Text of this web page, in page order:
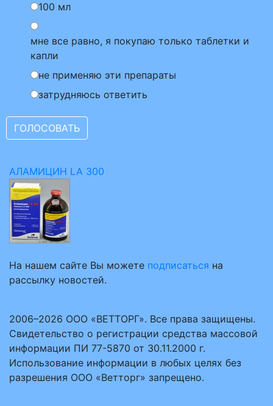
100 мл
мне все равно, я покупаю только таблетки и
капли
не применяю эти препараты
затрудняюсь ответить
АЛАМИЦИН LA 300
На нашем сайте Вы можете подписаться на
рассылку новостей.
2006–2026 ООО «ВЕТТОРГ». Все права защищены.
Свидетельство о регистрации средства массовой
информации ПИ 77-5870 от 30.11.2000 г.
Использование информации в любых целях без
разрешения ООО «Ветторг» запрещено.